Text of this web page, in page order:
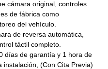
cámara original, controles
de fábrica como
del vehículo.
de reversa automática,
táctil completo.
días de garantía y 1 hora de
(Con Cita Previa)